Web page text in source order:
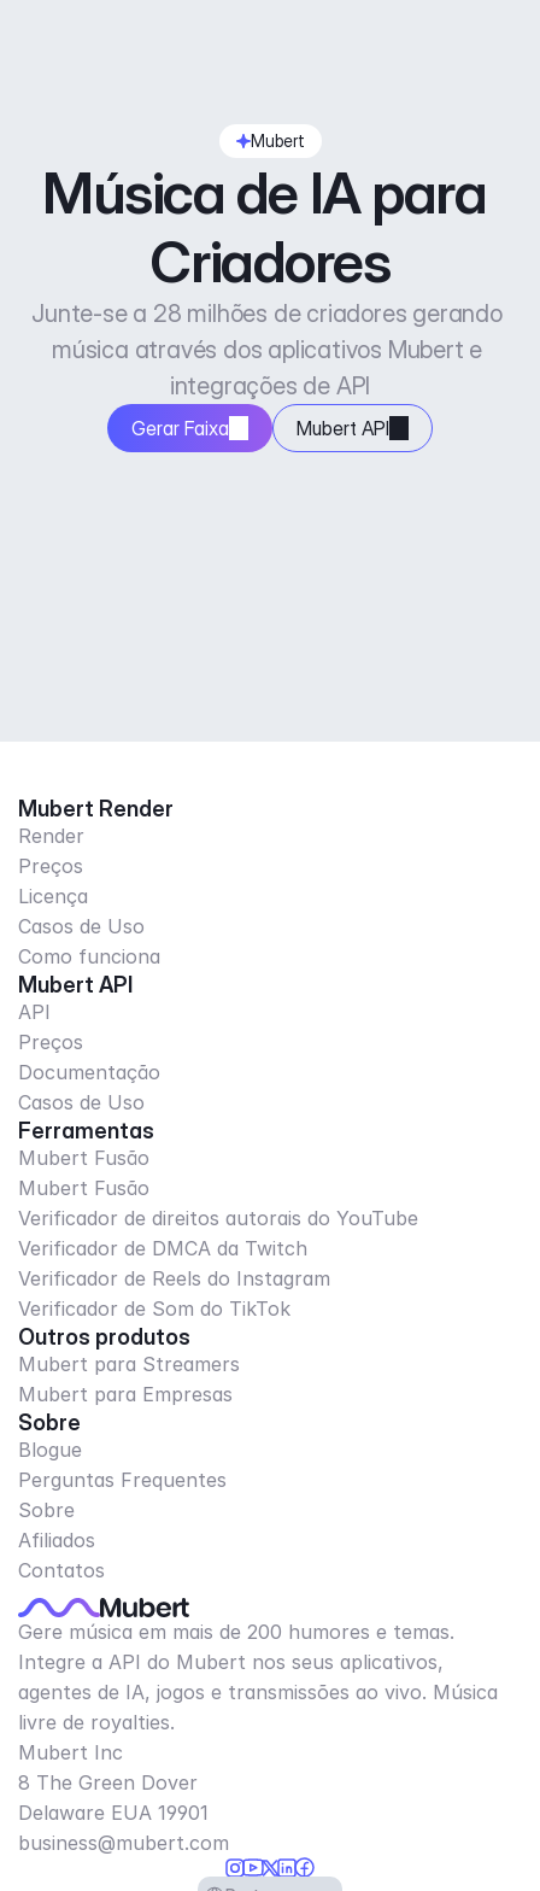
Mubert
Música de IA para
Criadores
Junte-se a 28 milhões de criadores gerando
música através dos aplicativos Mubert e
integrações de API
Gerar Faixa Mubert API
Mubert Render
Render
Preços
Licença
Casos de Uso
Como funciona
Mubert API
API
Preços
Documentação
Casos de Uso
Ferramentas
Mubert Fusão
Mubert Fusão
Verificador de direitos autorais do YouTube
Verificador de DMCA da Twitch
Verificador de Reels do Instagram
Verificador de Som do TikTok
Outros produtos
Mubert para Streamers
Mubert para Empresas
Sobre
Blogue
Perguntas Frequentes
Sobre
Afiliados
Contatos
Gere música em mais de 200 humores e temas.
Integre a API do Mubert nos seus aplicativos,
agentes de IA, jogos e transmissões ao vivo. Música
livre de royalties.
Mubert Inc
8 The Green Dover
Delaware EUA 19901​
business@mubert.com
Select Language